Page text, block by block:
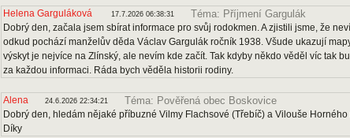
Helena Garguláková 17.7.2026 06:38:31 Téma: Příjmení Gargulák
Dobrý den, začala jsem sbírat informace pro svůj rodokmen. A zjistili jsme, že
odkud pochází manželův děda Václav Gargulák ročník 1938. Všude ukazují
výskyt je nejvíce na Zlínský, ale nevím kde začít. Tak kdyby někdo věděl víc tak
za každou informaci. Ráda bych věděla historii rodiny.
Alena 24.6.2026 22:34:21 Téma: Pověřená obec Boskovice
Dobrý den, hledám nějaké příbuzné Vilmy Flachsové (Třebíč) a Vilouše Horného
Díky